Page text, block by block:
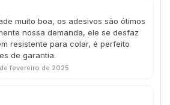
muito boa, os adesivos são ótimos
nossa demanda, ele se desfaz
resistente para colar, é perfeito
de garantia.
fevereiro de 2025